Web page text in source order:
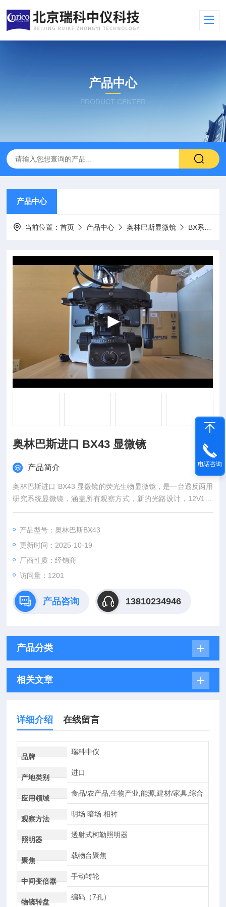
产品中心
PRODUCT CENTER
产品中心
当前位置：首页 产品中心 奥林巴斯显微镜 BX系列生物显微镜
奥林巴斯进口 BX43 显微镜
产品简介
奥林巴斯进口 BX43 显微镜的荧光生物显微镜，是一台透反两用
研究系统显微镜，涵盖所有观察方式，新的光路设计，12V100
W光源，可选配置明场，暗场，偏光，微分干涉相衬，荧光观察
光生物观察的理想工具。
产品型号：奥林巴斯BX43
更新时间：2025-10-19
厂商性质：经销商
访问量：1201
产品咨询 13810234946
产品分类
相关文章
详细介绍 在线留言
品牌
瑞科中仪
产地类别
进口
应用领域
食品/农产品,生物产业,能源,建材/家具,综合
观察方法
明场 暗场 相衬
照明器
透射式柯勒照明器
聚焦
载物台聚焦
中间变倍器
手动转轮
物镜转盘
编码（7孔）
电话咨询